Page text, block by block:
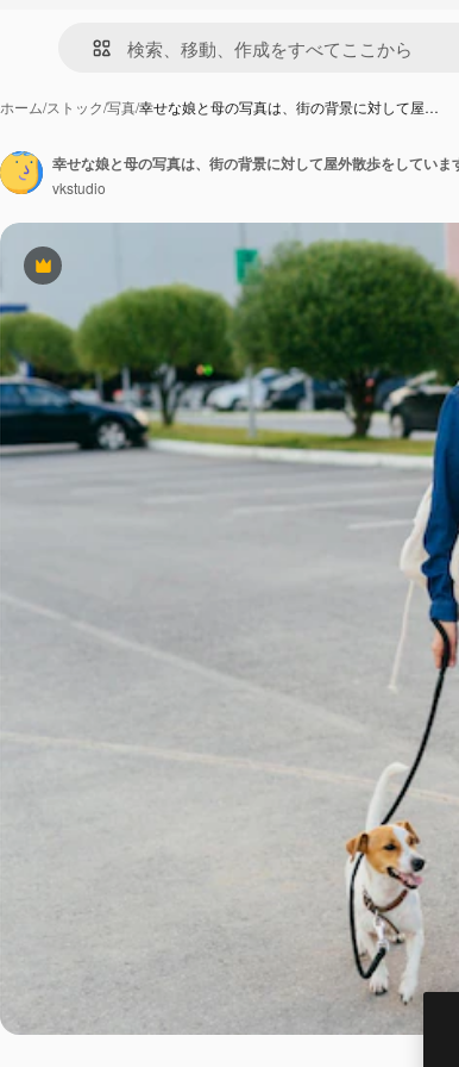
ホーム/ストック/写真/幸せな娘と母の写真は、街の背景に対して屋…
Premium
vkstudio